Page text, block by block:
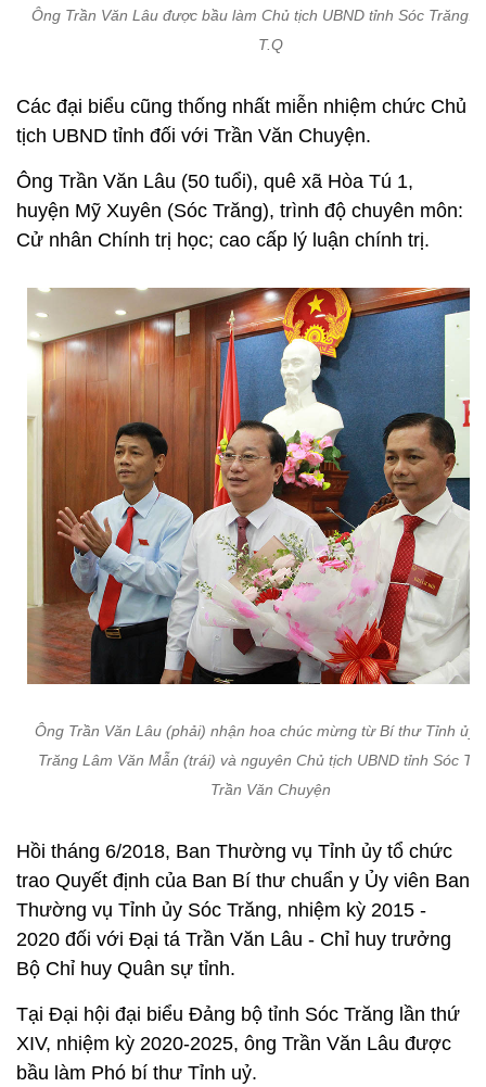
Ông Trần Văn Lâu được bầu làm Chủ tịch UBND tỉnh Sóc Trăng.
T.Q
Các đại biểu cũng thống nhất miễn nhiệm chức Chủ
tịch UBND tỉnh đối với Trần Văn Chuyện.
Ông Trần Văn Lâu (50 tuổi), quê xã Hòa Tú 1,
huyện Mỹ Xuyên (Sóc Trăng), trình độ chuyên môn:
Cử nhân Chính trị học; cao cấp lý luận chính trị.
Ông Trần Văn Lâu (phải) nhận hoa chúc mừng từ Bí thư Tỉnh ủy
Trăng Lâm Văn Mẫn (trái) và nguyên Chủ tịch UBND tỉnh Sóc
Trần Văn Chuyện
Hồi tháng 6/2018, Ban Thường vụ Tỉnh ủy tổ chức
trao Quyết định của Ban Bí thư chuẩn y Ủy viên Ban
Thường vụ Tỉnh ủy Sóc Trăng, nhiệm kỳ 2015 -
2020 đối với Đại tá Trần Văn Lâu - Chỉ huy trưởng
Bộ Chỉ huy Quân sự tỉnh.
Tại Đại hội đại biểu Đảng bộ tỉnh Sóc Trăng lần thứ
XIV, nhiệm kỳ 2020-2025, ông Trần Văn Lâu được
bầu làm Phó bí thư Tỉnh uỷ.